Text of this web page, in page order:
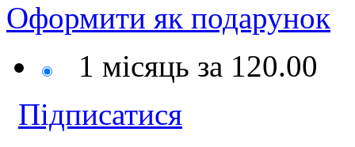
Оформити як подарунок
1 місяць за 120.00
Підписатися